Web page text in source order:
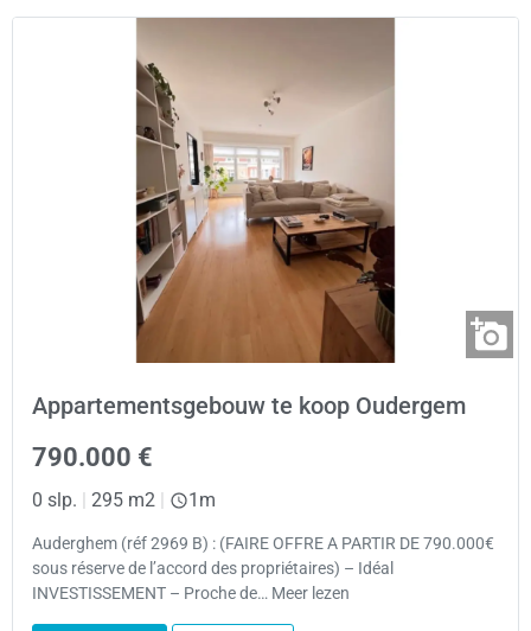
Appartementsgebouw te koop Oudergem
790.000 €
0 slp. | 295 m2 | 1m
Auderghem (réf 2969 B) : (FAIRE OFFRE A PARTIR DE 790.000€
sous réserve de l’accord des propriétaires) – Idéal
INVESTISSEMENT – Proche de… Meer lezen